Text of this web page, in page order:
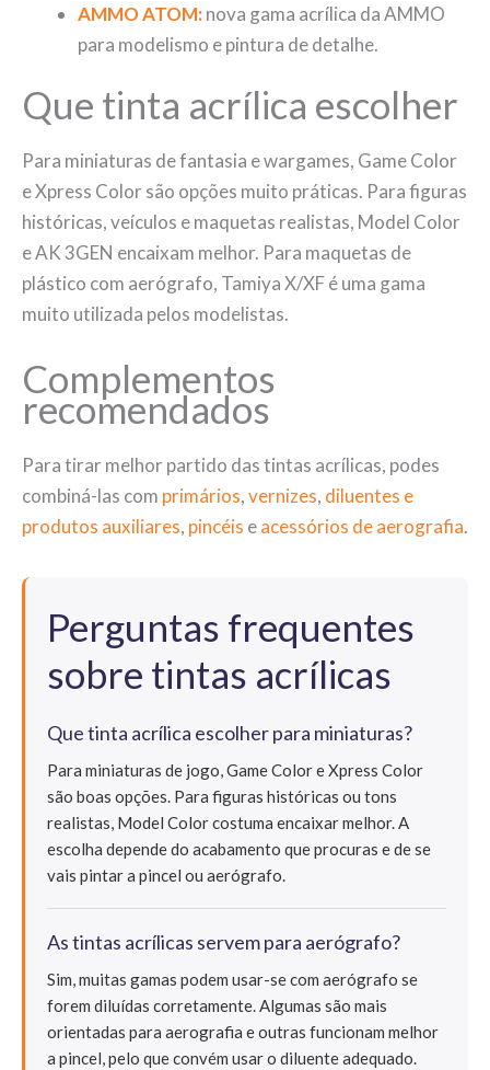
AMMO ATOM:nova gama acrílica da AMMO
para modelismo e pintura de detalhe.
Que tinta acrílica escolher
Para miniaturas de fantasia e wargames, Game Color
e Xpress Color são opções muito práticas. Para figuras
históricas, veículos e maquetas realistas, Model Color
e AK 3GEN encaixam melhor. Para maquetas de
plástico com aerógrafo, Tamiya X/XF é uma gama
muito utilizada pelos modelistas.
Complementos
recomendados
Para tirar melhor partido das tintas acrílicas, podes
combiná-las com primários,vernizes, diluentes e
produtos auxiliares, pincéis eacessórios de aerografia.
Perguntas frequentes
sobre tintas acrílicas
Que tinta acrílica escolher para miniaturas?
Para miniaturas de jogo, Game Color e Xpress Color
são boas opções. Para figuras históricas ou tons
realistas, Model Color costuma encaixar melhor. A
escolha depende do acabamento que procuras e de se
vais pintar a pincel ou aerógrafo.
As tintas acrílicas servem para aerógrafo?
Sim, muitas gamas podem usar-se com aerógrafo se
forem diluídas corretamente. Algumas são mais
orientadas para aerografia e outras funcionam melhor
a pincel, pelo que convém usar o diluente adequado.